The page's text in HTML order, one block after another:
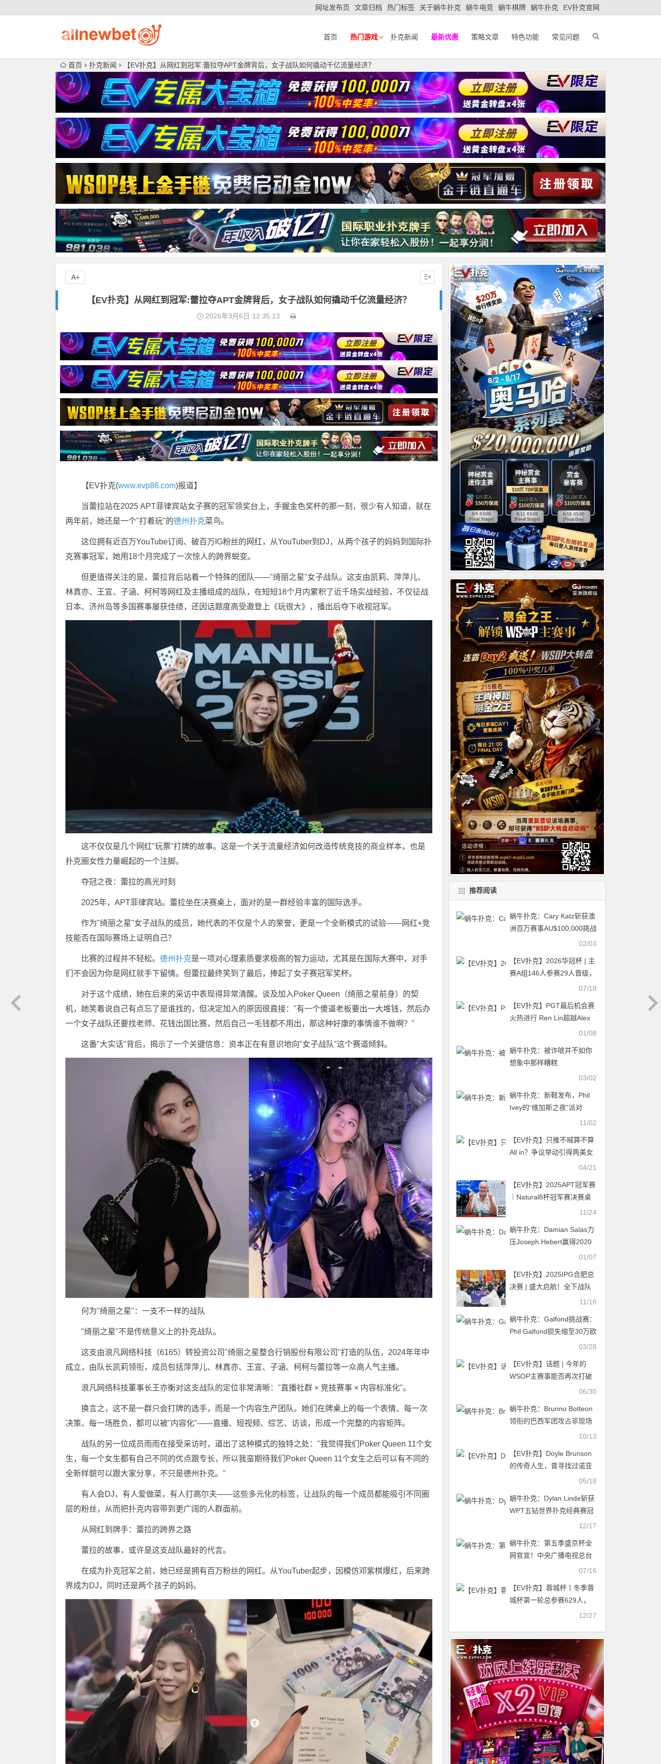
网址发布页 文章归档 热门标签 关于蜗牛扑克 蜗牛电竞 蜗牛棋牌 蜗牛扑克 EV扑克官网
首页 热门游戏 扑克新闻 最新优惠 策略文章 特色功能 常见问题
首页 扑克新闻 【EV扑克】从网红到冠军:蕾拉夺APT金牌背后，女子战队如何撬动千亿流量经济？
【EV扑克】从网红到冠军:蕾拉夺APT金牌背后，女子战队如何撬动千亿流量经济？
2026年3月6日 12:35:13
【EV扑克(www.evp86.com)报道】
当蕾拉站在2025 APT菲律宾站女子赛的冠军领奖台上，手握金色奖杯的那一刻，很少有人知道，就在
两年前，她还是一个"打着玩"的德州扑克菜鸟。
这位拥有近百万YouTube订阅、破百万IG粉丝的网红，从YouTuber到DJ，从两个孩子的妈妈到国际扑
克赛事冠军，她用18个月完成了一次惊人的跨界蜕变。
但更值得关注的是，蕾拉背后站着一个特殊的团队——"绮丽之星"女子战队。这支由凯莉、萍萍儿、
林真亦、王宣、子涵、柯柯等网红及主播组成的战队，在短短18个月内累积了近千场实战经验，不仅征战
日本、济州岛等多国赛事屡获佳绩，还因话题度高受邀登上《玩很大》，播出后夺下收视冠军。
这不仅仅是几个网红"玩票"打牌的故事。这是一个关于流量经济如何改造传统竞技的商业样本，也是
扑克圈女性力量崛起的一个注脚。
夺冠之夜：蕾拉的高光时刻
2025年，APT菲律宾站。蕾拉坐在决赛桌上，面对的是一群经验丰富的国际选手。
作为"绮丽之星"女子战队的成员，她代表的不仅是个人的荣誉，更是一个全新模式的试验——网红+竞
技能否在国际赛场上证明自己？
比赛的过程并不轻松。 德州扑克是一项对心理素质要求极高的智力运动，尤其是在国际大赛中，对手
们不会因为你是网红就手下留情。但蕾拉最终笑到了最后，捧起了女子赛冠军奖杯。
对于这个成绩，她在后来的采访中表现得异常清醒。谈及加入Poker Queen（绮丽之星前身）的契
机，她笑着说自己有点忘了是谁找的，但决定加入的原因很直接："有一个傻逼老板要出一大堆钱，然后办
一个女子战队还要找老师、花钱出国比赛，然后自己一毛钱都不用出，那这种好康的事情谁不做啊？"
这番"大实话"背后，揭示了一个关键信息：资本正在有意识地向"女子战队"这个赛道倾斜。
何为"绮丽之星"：一支不一样的战队
"绮丽之星"不是传统意义上的扑克战队。
这支由浪凡网络科技（6165）转投资公司"绮丽之星整合行销股份有限公司"打造的队伍，2024年年中
成立，由队长凯莉领衔，成员包括萍萍儿、林真亦、王宣、子涵、柯柯与蕾拉等一众高人气主播。
浪凡网络科技董事长王亦衡对这支战队的定位非常清晰："直播社群 × 竞技赛事 × 内容标准化"。
换言之，这不是一群只会打牌的选手，而是一个内容生产团队。她们在牌桌上的每一个表情、每一次
决策、每一场胜负，都可以被"内容化"——直播、短视频、综艺、访谈，形成一个完整的内容矩阵。
战队的另一位成员雨雨在接受采访时，道出了这种模式的独特之处："我觉得我们Poker Queen 11个女
生，每一个女生都有自己不同的优点跟专长，所以我蛮期待我们Poker Queen 11个女生之后可以有不同的
全新样貌可以跟大家分享，不只是德州扑克。"
有人会DJ，有人爱做菜，有人打高尔夫——这些多元化的标签，让战队的每一个成员都能吸引不同圈
层的粉丝，从而把扑克内容带到更广阔的人群面前。
从网红到牌手：蕾拉的跨界之路
蕾拉的故事，或许是这支战队最好的代言。
在成为扑克冠军之前，她已经是拥有百万粉丝的网红。从YouTuber起步，因模仿邓紫棋爆红，后来跨
界成为DJ，同时还是两个孩子的妈妈。
A+
推荐阅读
蜗牛扑克：Cary Katz斩获澳
洲百万赛事AU$100,000挑战
02/03
【EV扑克】2026华冠杯 | 主
赛A组146人参赛29人晋级，
韩佳辰领衔！熊博获开幕赛
军
07/18
【EV扑克】PGT最后机会赛
火热进行 Ren Lin超越Alex
Foxen升至积分排行榜前五
01/08
蜗牛扑克：​被诈唬并不如你
想象中那样糟糕
03/02
蜗牛扑克：新鞋发布，Phil
Ivey的“维加斯之夜”派对
11/02
【EV扑克】只推不喊算不算
All in？争议举动引得两美女
04/21
【EV扑克】2025APT冠军赛
｜Natural8杯冠军赛决赛桌
诞生！荷兰Rob Hollink占据
11/24
蜗牛扑克：Damian Salas力
压Joseph Hebert赢得2020
01/07
【EV扑克】2025IPG合肥总
决赛 | 盛大启航！全下战队
勇夺团队赛冠军，王瑜铖领
11/16
蜗牛扑克：Galfond挑战赛：
Phil Galfond损失缩至30万欧
03/28
【EV扑克】话题 | 今年的
WSOP主赛事能否再次打破
06/30
蜗牛扑克：Brunno Botteon
领衔的巴西军团攻占非现场
10/13
【EV扑克】Doyle Brunson
的传奇人生，曾寻找过诺亚
05/18
蜗牛扑克：Dylan Linde斩获
WPT五钻世界扑克经典赛冠
12/17
蜗牛扑克：第五季盛京杯全
网官宣！中央广播电视总台
央广网领衔128家主流媒体
07/16
【EV扑克】蓉城杯丨冬季蓉
城杯第一轮总参赛629人，
晋级146人，余睿迪430000
12/27